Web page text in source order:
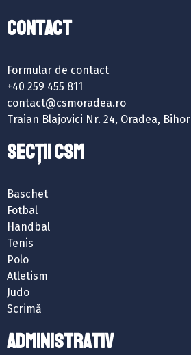
Contact
Formular de contact
+40 259 455 811
contact@csmoradea.ro
Traian Blajovici Nr. 24, Oradea, Bihor
SECȚII CSM
Baschet
Fotbal
Handbal
Tenis
Polo
Atletism
Judo
Scrimă
ADMINISTRATIV